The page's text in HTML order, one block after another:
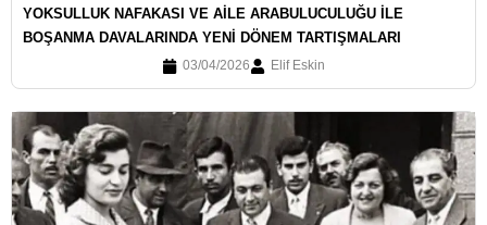
YOKSULLUK NAFAKASI VE AİLE ARABULUCULUĞU İLE
BOŞANMA DAVALARINDA YENİ DÖNEM TARTIŞMALARI
03/04/2026 Elif Eskin